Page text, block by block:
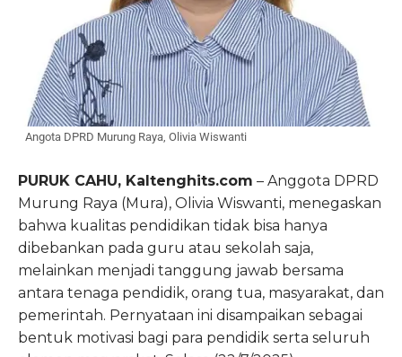
Angota DPRD Murung Raya, Olivia Wiswanti
PURUK CAHU, Kaltenghits.com – Anggota DPRD
Murung Raya (Mura), Olivia Wiswanti, menegaskan
bahwa kualitas pendidikan tidak bisa hanya
dibebankan pada guru atau sekolah saja,
melainkan menjadi tanggung jawab bersama
antara tenaga pendidik, orang tua, masyarakat, dan
pemerintah. Pernyataan ini disampaikan sebagai
bentuk motivasi bagi para pendidik serta seluruh